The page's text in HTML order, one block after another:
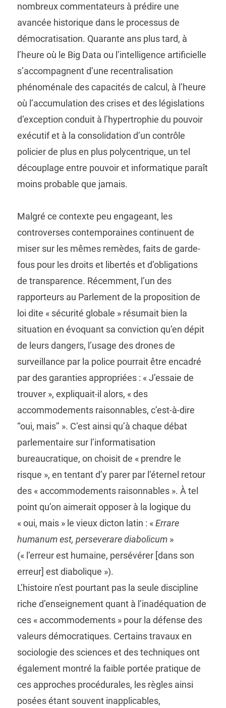
nombreux commentateurs à prédire une
avancée historique dans le processus de
démocratisation. Quarante ans plus tard, à
l’heure où le Big Data ou l’intelligence artificielle
s’accompagnent d’une recentralisation
phénoménale des capacités de calcul, à l’heure
où l’accumulation des crises et des législations
d’exception conduit à l’hypertrophie du pouvoir
exécutif et à la consolidation d’un contrôle
policier de plus en plus polycentrique, un tel
découplage entre pouvoir et informatique paraît
moins probable que jamais.
Malgré ce contexte peu engageant, les
controverses contemporaines continuent de
miser sur les mêmes remèdes, faits de garde-
fous pour les droits et libertés et d’obligations
de transparence. Récemment, l’un des
rapporteurs au Parlement de la proposition de
loi dite « sécurité globale » résumait bien la
situation en évoquant sa conviction qu’en dépit
de leurs dangers, l’usage des drones de
surveillance par la police pourrait être encadré
par des garanties appropriées : « J’essaie de
trouver », expliquait-il alors, « des
accommodements raisonnables, c’est-à-dire
‘‘oui, mais’’ ». C’est ainsi qu’à chaque débat
parlementaire sur l’informatisation
bureaucratique, on choisit de « prendre le
risque », en tentant d’y parer par l’éternel retour
des « accommodements raisonnables ». À tel
point qu’on aimerait opposer à la logique du
« oui, mais » le vieux dicton latin : «Errare
humanum est, perseverare diabolicum »
(« l’erreur est humaine, persévérer [dans son
erreur] est diabolique »).
L’histoire n’est pourtant pas la seule discipline
riche d’enseignement quant à l’inadéquation de
ces « accommodements » pour la défense des
valeurs démocratiques. Certains travaux en
sociologie des sciences et des techniques ont
également montré la faible portée pratique de
ces approches procédurales, les règles ainsi
posées étant souvent inapplicables,